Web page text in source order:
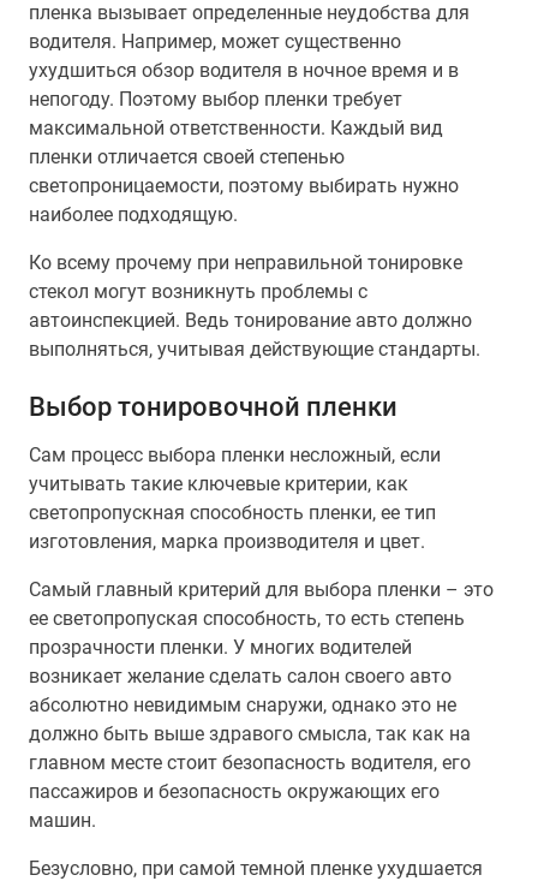
пленка вызывает определенные неудобства для
водителя. Например, может существенно
ухудшиться обзор водителя в ночное время и в
непогоду. Поэтому выбор пленки требует
максимальной ответственности. Каждый вид
пленки отличается своей степенью
светопроницаемости, поэтому выбирать нужно
наиболее подходящую.
Ко всему прочему при неправильной тонировке
стекол могут возникнуть проблемы с
автоинспекцией. Ведь тонирование авто должно
выполняться, учитывая действующие стандарты.
Выбор тонировочной пленки
Сам процесс выбора пленки несложный, если
учитывать такие ключевые критерии, как
светопропускная способность пленки, ее тип
изготовления, марка производителя и цвет.
Самый главный критерий для выбора пленки – это
ее светопропуская способность, то есть степень
прозрачности пленки. У многих водителей
возникает желание сделать салон своего авто
абсолютно невидимым снаружи, однако это не
должно быть выше здравого смысла, так как на
главном месте стоит безопасность водителя, его
пассажиров и безопасность окружающих его
машин.
Безусловно, при самой темной пленке ухудшается